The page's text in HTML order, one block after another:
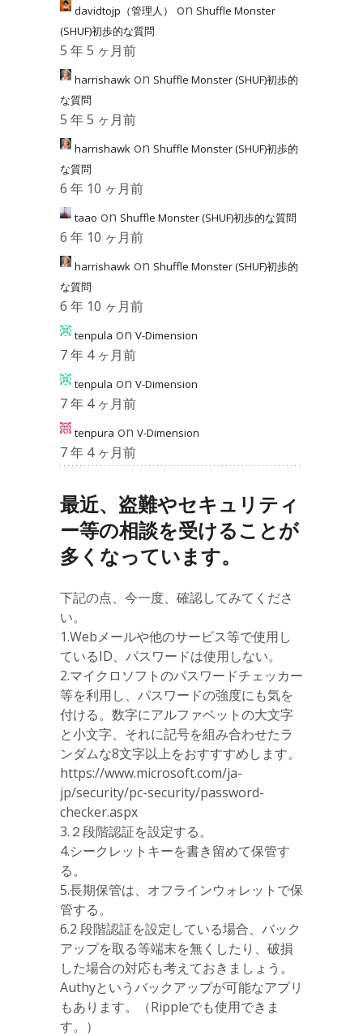
davidtojp（管理人） on Shuffle Monster
(SHUF)初歩的な質問
5 年 5 ヶ月前
harrishawk on Shuffle Monster (SHUF)初歩的
な質問
5 年 5 ヶ月前
harrishawk on Shuffle Monster (SHUF)初歩的
な質問
6 年 10 ヶ月前
taao on Shuffle Monster (SHUF)初歩的な質問
6 年 10 ヶ月前
harrishawk on Shuffle Monster (SHUF)初歩的
な質問
6 年 10 ヶ月前
tenpula on V-Dimension
7 年 4 ヶ月前
tenpula on V-Dimension
7 年 4 ヶ月前
tenpura on V-Dimension
7 年 4 ヶ月前
最近、盗難やセキュリティ
ー等の相談を受けることが
多くなっています。
下記の点、今一度、確認してみてくださ
い。
1.Webメールや他のサービス等で使用し
ているID、パスワードは使用しない。
2.マイクロソフトのパスワードチェッカー
等を利用し、パスワードの強度にも気を
付ける。数字にアルファベットの大文字
と小文字、それに記号を組み合わせたラ
ンダムな8文字以上をおすすすめします。
https://www.microsoft.com/ja-
jp/security/pc-security/password-
checker.aspx
3.２段階認証を設定する。
4.シークレットキーを書き留めて保管す
る。
5.長期保管は、オフラインウォレットで保
管する。
6.2 段階認証を設定している場合、バック
アップを取る等端末を無くしたり、破損
した場合の対応も考えておきましょう。
Authyというバックアップが可能なアプリ
もあります。（Rippleでも使用できま
す。）